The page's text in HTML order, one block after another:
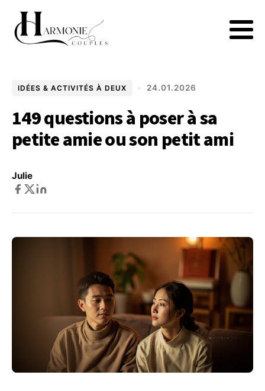
IDÉES & ACTIVITÉS À DEUX • 24.01.2026
149 questions à poser à sa
petite amie ou son petit ami
Julie